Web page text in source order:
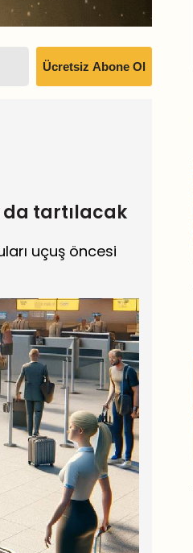
da tartılacak
uçuş öncesi